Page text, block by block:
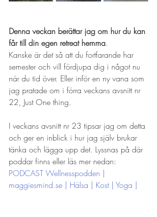
Denna veckan berättar jag om hur du kan
får till din egen retreat hemma.
Kanske är det så att du fortfarande har
semester och vill fördjupa dig i något nu
när du tid över. Eller inför en ny vana som
jag pratade om i förra veckans avsnitt nr
22, Just One thing.
I veckans avsnitt nr 23 tipsar jag om detta
och ger en inblick i hur jag själv brukar
tänka och lägga upp det. Lyssnas på där
poddar finns eller läs mer nedan:
PODCAST Wellnesspodden |
maggiesmind.se | Hälsa | Kost | Yoga |